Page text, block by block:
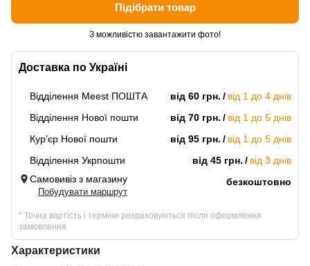
Доставка по Україні
Відділення Meest ПОШТА від 60 грн.
від 1 до 4 днів
Відділення Нової пошти
від 70 грн.
від 1 до 5 днів
Кур’єр Нової пошти
від 95 грн.
від 1 до 5 днів
Відділення Укрпошти
від 45 грн.
від 3 днів
Самовивіз з магазину
Побудувати маршрут
безкоштовно
* Точна вартість і терміни розраховуються після оформлення
замовлення
Характеристики
Підібрати товар
З можливістю завантажити фото!